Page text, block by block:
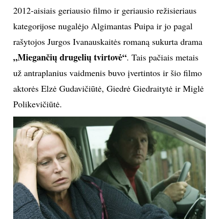
2012-aisiais geriausio filmo ir geriausio režisieriaus
kategorijose nugalėjo Algimantas Puipa ir jo pagal
rašytojos Jurgos Ivanauskaitės romaną sukurta drama
„Miegančių drugelių tvirtovė“. Tais pačiais metais
už antraplanius vaidmenis buvo įvertintos ir šio filmo
aktorės Elzė Gudavičiūtė, Giedrė Giedraitytė ir Miglė
Polikevičiūtė.